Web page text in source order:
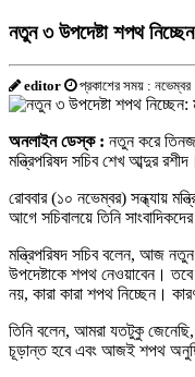
নতুন ৩ উপদেষ্টা শপথ
editor প্রকাশের সময় :
অনলাইন ডেস্ক : নতুন করে
মন্ত্রিপরিষদ সচিব শেখ আব্দুর রশীদ।
রোববার (১০ নভেম্বর) সন্ধ্যায়
আগে সচিবালয়ে তিনি
মন্ত্রিপরিষদ সচিব বলেন, আজ
উপদেষ্টাকে শপথ নেওয়াবেন।
নয়, কারা কারা শপথ নিচ্ছেন।
তিনি বলেন, আমরা যতটুকু
চূড়ান্ত হবে এবং আজই শপথ